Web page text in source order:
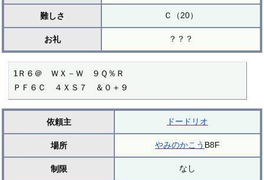
難しさ Ｃ（20）
お礼 ？？？
1Ｒ６＠　ＷＸ－Ｗ　９Ｑ％Ｒ
ＰＦ６Ｃ　４ＸＳ７　＆０＋９
依頼主 ドードリオ
場所 やみのかこう B8F
制限 なし